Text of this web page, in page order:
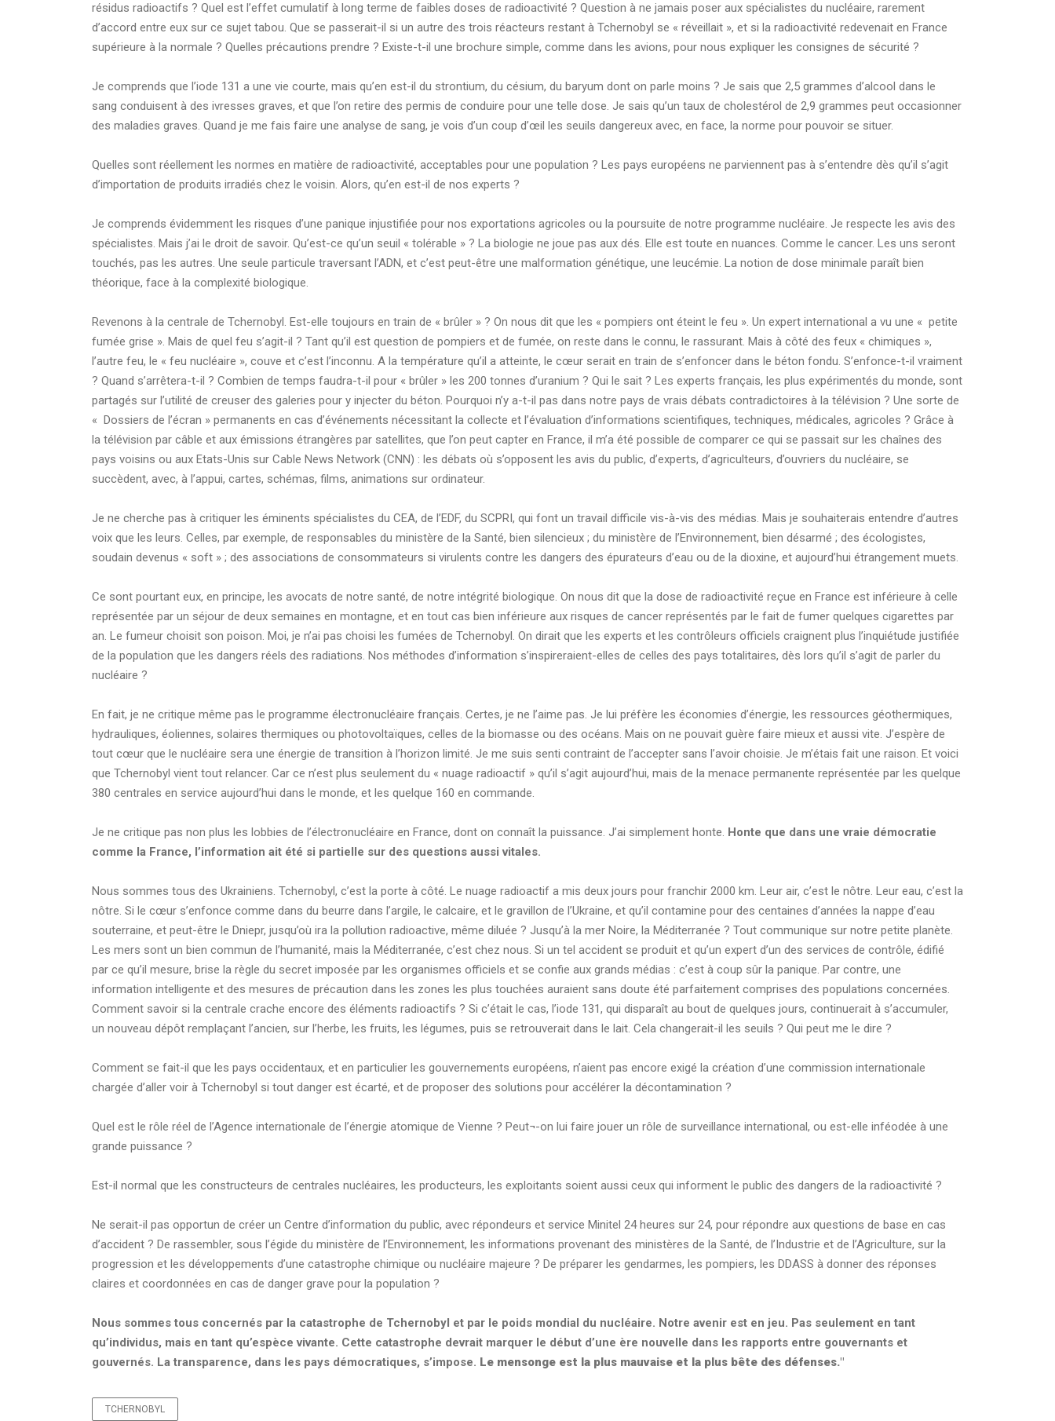
résidus radioactifs ? Quel est l’effet cumulatif à long terme de faibles doses de radioactivité ? Question à ne jamais poser aux spécialistes du nucléaire, rarement
d’accord entre eux sur ce sujet tabou. Que se passerait-il si un autre des trois réacteurs restant à Tchernobyl se « réveillait », et si la radioactivité redevenait en France
supérieure à la normale ? Quelles précautions prendre ? Existe-t-il une brochure simple, comme dans les avions, pour nous expliquer les consignes de sécurité ?
Je comprends que l’iode 131 a une vie courte, mais qu’en est-il du strontium, du césium, du baryum dont on parle moins ? Je sais que 2,5 grammes d’alcool dans le
sang conduisent à des ivresses graves, et que l’on retire des permis de conduire pour une telle dose. Je sais qu’un taux de cholestérol de 2,9 grammes peut occasionner
des maladies graves. Quand je me fais faire une analyse de sang, je vois d’un coup d’œil les seuils dangereux avec, en face, la norme pour pouvoir se situer.
Quelles sont réellement les normes en matière de radioactivité, acceptables pour une population ? Les pays européens ne parviennent pas à s’entendre dès qu’il s’agit
d’importation de produits irradiés chez le voisin. Alors, qu’en est-il de nos experts ?
Je comprends évidemment les risques d’une panique injustifiée pour nos exportations agricoles ou la poursuite de notre programme nucléaire. Je respecte les avis des
spécialistes. Mais j’ai le droit de savoir. Qu’est-ce qu’un seuil « tolérable » ? La biologie ne joue pas aux dés. Elle est toute en nuances. Comme le cancer. Les uns seront
touchés, pas les autres. Une seule particule traversant l’ADN, et c’est peut-être une malformation génétique, une leucémie. La notion de dose minimale paraît bien
théorique, face à la complexité biologique.
Revenons à la centrale de Tchernobyl. Est-elle toujours en train de « brûler » ? On nous dit que les « pompiers ont éteint le feu ». Un expert international a vu une « petite
fumée grise ». Mais de quel feu s’agit-il ? Tant qu’il est question de pompiers et de fumée, on reste dans le connu, le rassurant. Mais à côté des feux « chimiques »,
l’autre feu, le « feu nucléaire », couve et c’est l’inconnu. A la température qu’il a atteinte, le cœur serait en train de s’enfoncer dans le béton fondu. S’enfonce-t-il vraiment
? Quand s’arrêtera-t-il ? Combien de temps faudra-t-il pour « brûler » les 200 tonnes d’uranium ? Qui le sait ? Les experts français, les plus expérimentés du monde, sont
partagés sur l’utilité de creuser des galeries pour y injecter du béton. Pourquoi n’y a-t-il pas dans notre pays de vrais débats contradictoires à la télévision ? Une sorte de
« Dossiers de l’écran » permanents en cas d’événements nécessitant la collecte et l’évaluation d’informations scientifiques, techniques, médicales, agricoles ? Grâce à
la télévision par câble et aux émissions étrangères par satellites, que l’on peut capter en France, il m’a été possible de comparer ce qui se passait sur les chaînes des
pays voisins ou aux Etats-Unis sur Cable News Network (CNN) : les débats où s’opposent les avis du public, d’experts, d’agriculteurs, d’ouvriers du nucléaire, se
succèdent, avec, à l’appui, cartes, schémas, films, animations sur ordinateur.
Je ne cherche pas à critiquer les éminents spécialistes du CEA, de l’EDF, du SCPRI, qui font un travail difficile vis-à-vis des médias. Mais je souhaiterais entendre d’autres
voix que les leurs. Celles, par exemple, de responsables du ministère de la Santé, bien silencieux ; du ministère de l’Environnement, bien désarmé ; des écologistes,
soudain devenus « soft » ; des associations de consommateurs si virulents contre les dangers des épurateurs d’eau ou de la dioxine, et aujourd’hui étrangement muets.
Ce sont pourtant eux, en principe, les avocats de notre santé, de notre intégrité biologique. On nous dit que la dose de radioactivité reçue en France est inférieure à celle
représentée par un séjour de deux semaines en montagne, et en tout cas bien inférieure aux risques de cancer représentés par le fait de fumer quelques cigarettes par
an. Le fumeur choisit son poison. Moi, je n’ai pas choisi les fumées de Tchernobyl. On dirait que les experts et les contrôleurs officiels craignent plus l’inquiétude justifiée
de la population que les dangers réels des radiations. Nos méthodes d’information s’inspireraient-elles de celles des pays totalitaires, dès lors qu’il s’agit de parler du
nucléaire ?
En fait, je ne critique même pas le programme électronucléaire français. Certes, je ne l’aime pas. Je lui préfère les économies d’énergie, les ressources géothermiques,
hydrauliques, éoliennes, solaires thermiques ou photovoltaïques, celles de la biomasse ou des océans. Mais on ne pouvait guère faire mieux et aussi vite. J’espère de
tout cœur que le nucléaire sera une énergie de transition à l’horizon limité. Je me suis senti contraint de l’accepter sans l’avoir choisie. Je m’étais fait une raison. Et voici
que Tchernobyl vient tout relancer. Car ce n’est plus seulement du « nuage radioactif » qu’il s’agit aujourd’hui, mais de la menace permanente représentée par les quelque
380 centrales en service aujourd’hui dans le monde, et les quelque 160 en commande.
Je ne critique pas non plus les lobbies de l’électronucléaire en France, dont on connaît la puissance. J’ai simplement honte. Honte que dans une vraie démocratie
comme la France, l’information ait été si partielle sur des questions aussi vitales.
Nous sommes tous des Ukrainiens. Tchernobyl, c’est la porte à côté. Le nuage radioactif a mis deux jours pour franchir 2000 km. Leur air, c’est le nôtre. Leur eau, c’est la
nôtre. Si le cœur s’enfonce comme dans du beurre dans l’argile, le calcaire, et le gravillon de l’Ukraine, et qu’il contamine pour des centaines d’années la nappe d’eau
souterraine, et peut-être le Dniepr, jusqu’où ira la pollution radioactive, même diluée ? Jusqu’à la mer Noire, la Méditerranée ? Tout communique sur notre petite planète.
Les mers sont un bien commun de l’humanité, mais la Méditerranée, c’est chez nous. Si un tel accident se produit et qu’un expert d’un des services de contrôle, édifié
par ce qu’il mesure, brise la règle du secret imposée par les organismes officiels et se confie aux grands médias : c’est à coup sûr la panique. Par contre, une
information intelligente et des mesures de précaution dans les zones les plus touchées auraient sans doute été parfaitement comprises des populations concernées.
Comment savoir si la centrale crache encore des éléments radioactifs ? Si c’était le cas, l’iode 131, qui disparaît au bout de quelques jours, continuerait à s’accumuler,
un nouveau dépôt remplaçant l’ancien, sur l’herbe, les fruits, les légumes, puis se retrouverait dans le lait. Cela changerait-il les seuils ? Qui peut me le dire ?
Comment se fait-il que les pays occidentaux, et en particulier les gouvernements européens, n’aient pas encore exigé la création d’une commission internationale
chargée d’aller voir à Tchernobyl si tout danger est écarté, et de proposer des solutions pour accélérer la décontamination ?
Quel est le rôle réel de l’Agence internationale de l’énergie atomique de Vienne ? Peut¬-on lui faire jouer un rôle de surveillance international, ou est-elle inféodée à une
grande puissance ?
Est-il normal que les constructeurs de centrales nucléaires, les producteurs, les exploitants soient aussi ceux qui informent le public des dangers de la radioactivité ?
Ne serait-il pas opportun de créer un Centre d’information du public, avec répondeurs et service Minitel 24 heures sur 24, pour répondre aux questions de base en cas
d’accident ? De rassembler, sous l’égide du ministère de l’Environnement, les informations provenant des ministères de la Santé, de l’Industrie et de l’Agriculture, sur la
progression et les développements d’une catastrophe chimique ou nucléaire majeure ? De préparer les gendarmes, les pompiers, les DDASS à donner des réponses
claires et coordonnées en cas de danger grave pour la population ?
Nous sommes tous concernés par la catastrophe de Tchernobyl et par le poids mondial du nucléaire. Notre avenir est en jeu. Pas seulement en tant
qu’individus, mais en tant qu’espèce vivante. Cette catastrophe devrait marquer le début d’une ère nouvelle dans les rapports entre gouvernants et
gouvernés. La transparence, dans les pays démocratiques, s’impose. Le mensonge est la plus mauvaise et la plus bête des défenses."
TCHERNOBYL